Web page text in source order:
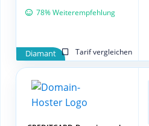
Diamant Tarif vergleichen
78% Weiterempfehlung